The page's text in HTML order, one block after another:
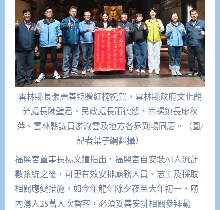
雲林縣長張麗善特贈紅榜祝賀，雲林縣政府文化觀
光處長陳璧君、民政處長蕭德恕、西螺鎮長廖秋
萍、雲林縣議員游淑雲及地方各界到場同慶。（圖/
記者葉子綱翻攝）
福興宮董事長楊文鐘指出，福興宮自安裝Ai人流計
數系統之後，可更有效安排廟務人員、志工及採取
相關應變措施，如今年龍年除夕夜至大年初一，廟
內湧入25萬人次香客，必須妥善安排相關參拜動